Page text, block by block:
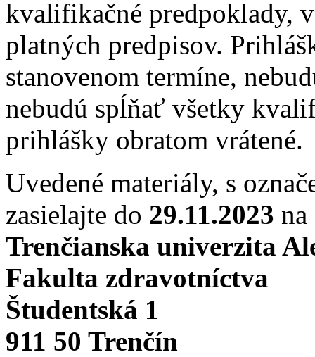
kvalifikačné predpoklady,
platných predpisov.
stanovenom termíne,
nebudú spĺňať všetky
prihlášky obratom vrátené.
Uvedené materiály, s
zasielajte do 29.11.2023 na
Trenčianska univerzita
Fakulta zdravotníctva
Študentská 1
911 50 Trenčín